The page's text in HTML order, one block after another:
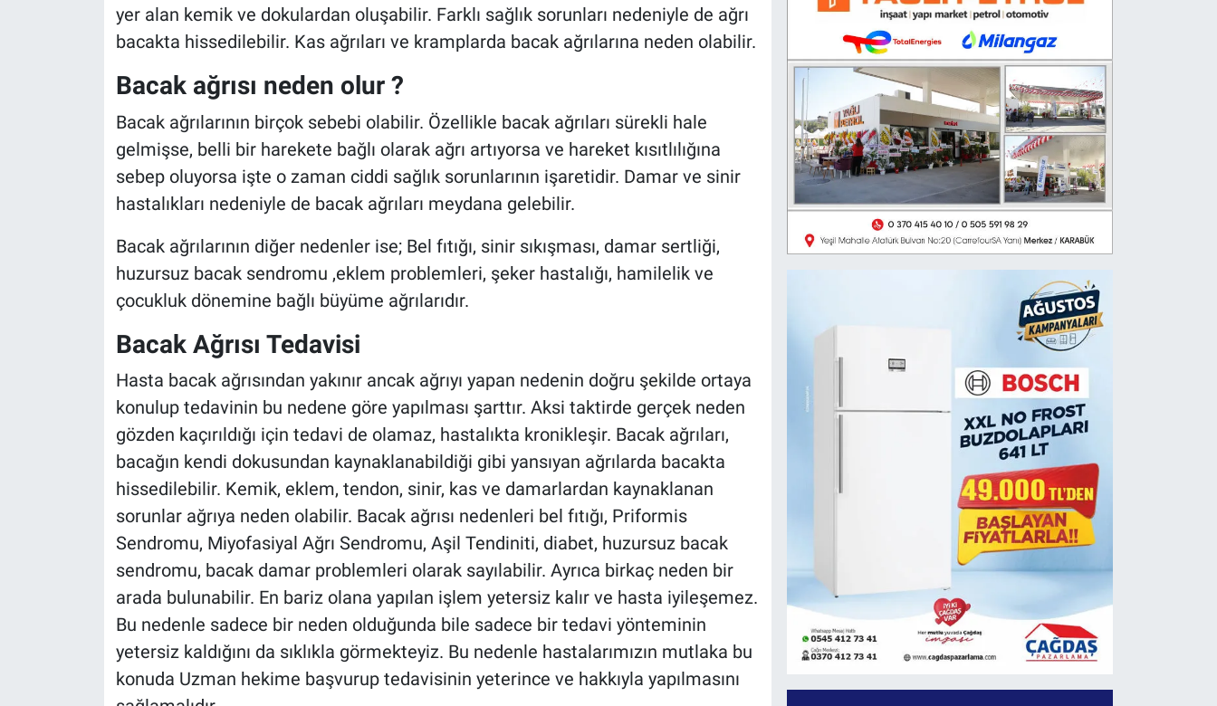
yer alan kemik ve dokulardan oluşabilir. Farklı sağlık sorunları nedeniyle de ağrı
bacakta hissedilebilir. Kas ağrıları ve kramplarda bacak ağrılarına neden olabilir.
Bacak ağrısı neden olur ?
Bacak ağrılarının birçok sebebi olabilir. Özellikle bacak ağrıları sürekli hale
gelmişse, belli bir harekete bağlı olarak ağrı artıyorsa ve hareket kısıtlılığına
sebep oluyorsa işte o zaman ciddi sağlık sorunlarının işaretidir. Damar ve sinir
hastalıkları nedeniyle de bacak ağrıları meydana gelebilir.
Bacak ağrılarının diğer nedenler ise; Bel fıtığı, sinir sıkışması, damar sertliği,
huzursuz bacak sendromu ,eklem problemleri, şeker hastalığı, hamilelik ve
çocukluk dönemine bağlı büyüme ağrılarıdır.
Bacak Ağrısı Tedavisi
Hasta bacak ağrısından yakınır ancak ağrıyı yapan nedenin doğru şekilde ortaya
konulup tedavinin bu nedene göre yapılması şarttır. Aksi taktirde gerçek neden
gözden kaçırıldığı için tedavi de olamaz, hastalıkta kronikleşir. Bacak ağrıları,
bacağın kendi dokusundan kaynaklanabildiği gibi yansıyan ağrılarda bacakta
hissedilebilir. Kemik, eklem, tendon, sinir, kas ve damarlardan kaynaklanan
sorunlar ağrıya neden olabilir. Bacak ağrısı nedenleri bel fıtığı, Priformis
Sendromu, Miyofasiyal Ağrı Sendromu, Aşil Tendiniti, diabet, huzursuz bacak
sendromu, bacak damar problemleri olarak sayılabilir. Ayrıca birkaç neden bir
arada bulunabilir. En bariz olana yapılan işlem yetersiz kalır ve hasta iyileşemez.
Bu nedenle sadece bir neden olduğunda bile sadece bir tedavi yönteminin
yetersiz kaldığını da sıklıkla görmekteyiz. Bu nedenle hastalarımızın mutlaka bu
konuda Uzman hekime başvurup tedavisinin yeterince ve hakkıyla yapılmasını